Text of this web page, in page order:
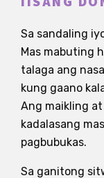
Sa sandaling
Mas mabuting
talaga ang
kung gaano
Ang maikling
kadalasang
pagbubukas.
Sa ganitong